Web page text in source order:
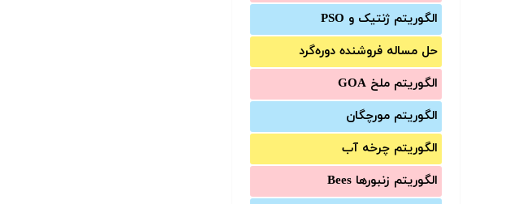
الگوریتم ژنتیک و PSO
حل مساله فروشنده دوره‌گرد
الگوریتم ملخ GOA
الگوریتم مورچگان
الگوریتم چرخه آب
الگوریتم زنبورها Bees